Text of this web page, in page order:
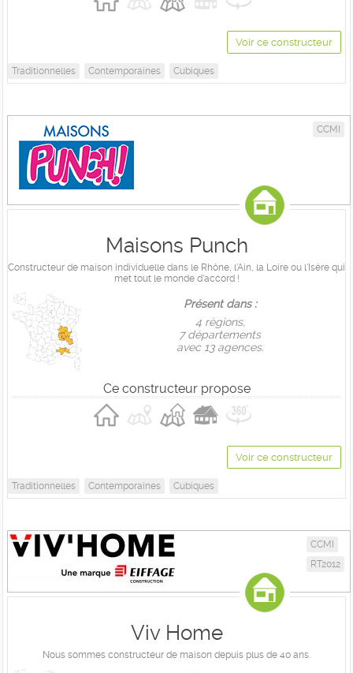
Voir ce constructeur
Traditionnelles Contemporaines Cubiques
CCMI
Maisons Punch
Constructeur de maison individuelle dans le Rhône, l'Ain, la Loire ou l'Isère qui
met tout le monde d'accord !
Présent dans :
4 règions,
7 départements
avec 13 agences.
Ce constructeur propose
Voir ce constructeur
Traditionnelles Contemporaines Cubiques
CCMI
RT2012
Viv Home
Nous sommes constructeur de maison depuis plus de 40 ans.